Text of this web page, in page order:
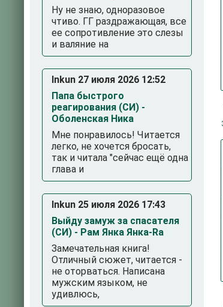
Ну не знаю, одноразовое
чтиво. ГГ раздражающая, все
ее сопротивление это слезы
и валяние на
Inkun 27 июля 2026 12:52
Папа быстрого
реагирования (СИ) -
Оболенская Ника
Мне понравилось! Читается
легко, не хочется бросать,
так и читала "сейчас ещё одна
глава и
Inkun 25 июля 2026 17:43
Выйду замуж за спасателя
(СИ) - Рам Янка Янка-Ra
Замечательная книга!
Отличный сюжет, читается -
не оторваться. Написана
мужским языком, не
удивлюсь,